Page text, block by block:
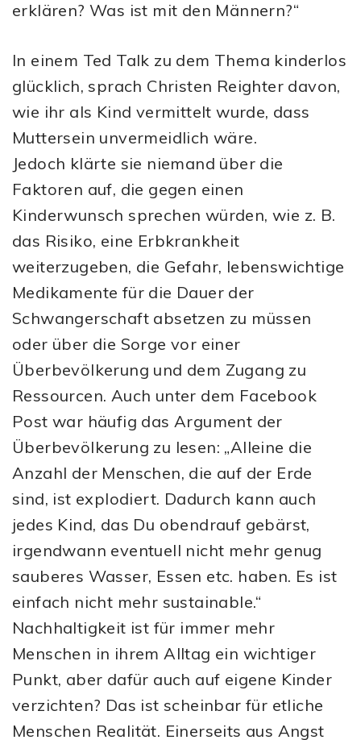
erklären? Was ist mit den Männern?“
In einem Ted Talk zu dem Thema kinderlos
glücklich, sprach Christen Reighter davon,
wie ihr als Kind vermittelt wurde, dass
Muttersein unvermeidlich wäre.
Jedoch klärte sie niemand über die
Faktoren auf, die gegen einen
Kinderwunsch sprechen würden, wie z. B.
das Risiko, eine Erbkrankheit
weiterzugeben, die Gefahr, lebenswichtige
Medikamente für die Dauer der
Schwangerschaft absetzen zu müssen
oder über die Sorge vor einer
Überbevölkerung und dem Zugang zu
Ressourcen. Auch unter dem Facebook
Post war häufig das Argument der
Überbevölkerung zu lesen: „Alleine die
Anzahl der Menschen, die auf der Erde
sind, ist explodiert. Dadurch kann auch
jedes Kind, das Du obendrauf gebärst,
irgendwann eventuell nicht mehr genug
sauberes Wasser, Essen etc. haben. Es ist
einfach nicht mehr sustainable.“
Nachhaltigkeit ist für immer mehr
Menschen in ihrem Alltag ein wichtiger
Punkt, aber dafür auch auf eigene Kinder
verzichten? Das ist scheinbar für etliche
Menschen Realität. Einerseits aus Angst